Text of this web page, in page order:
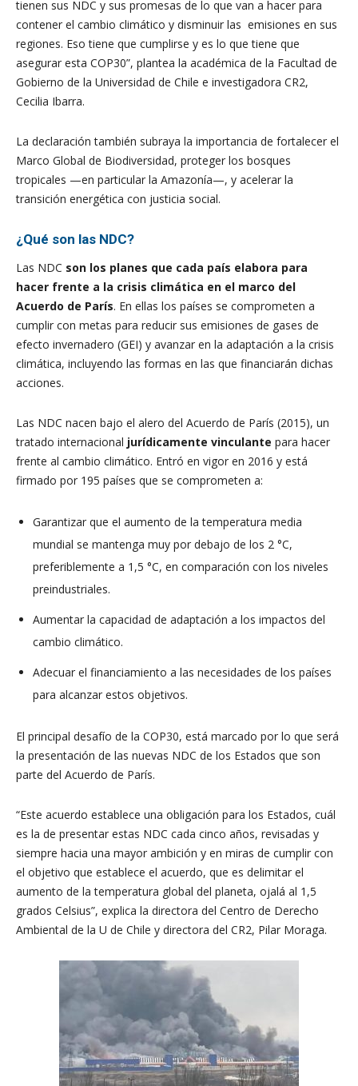
tienen sus NDC y sus promesas de lo que van a hacer para
contener el cambio climático y disminuir las emisiones en sus
regiones. Eso tiene que cumplirse y es lo que tiene que
asegurar esta COP30”, plantea la académica de la Facultad de
Gobierno de la Universidad de Chile e investigadora CR2,
Cecilia Ibarra.
La declaración también subraya la importancia de fortalecer el
Marco Global de Biodiversidad, proteger los bosques
tropicales —en particular la Amazonía—, y acelerar la
transición energética con justicia social.
¿Qué son las NDC?
Las NDC son los planes que cada país elabora para
hacer frente a la crisis climática en el marco del
Acuerdo de París. En ellas los países se comprometen a
cumplir con metas para reducir sus emisiones de gases de
efecto invernadero (GEI) y avanzar en la adaptación a la crisis
climática, incluyendo las formas en las que financiarán dichas
acciones.
Las NDC nacen bajo el alero del Acuerdo de París (2015), un
tratado internacional jurídicamente vinculante para hacer
frente al cambio climático. Entró en vigor en 2016 y está
firmado por 195 países que se comprometen a:
Garantizar que el aumento de la temperatura media
mundial se mantenga muy por debajo de los 2 °C,
preferiblemente a 1,5 °C, en comparación con los niveles
preindustriales.
Aumentar la capacidad de adaptación a los impactos del
cambio climático.
Adecuar el financiamiento a las necesidades de los países
para alcanzar estos objetivos.
El principal desafío de la COP30, está marcado por lo que será
la presentación de las nuevas NDC de los Estados que son
parte del Acuerdo de París.
“Este acuerdo establece una obligación para los Estados, cuál
es la de presentar estas NDC cada cinco años, revisadas y
siempre hacia una mayor ambición y en miras de cumplir con
el objetivo que establece el acuerdo, que es delimitar el
aumento de la temperatura global del planeta, ojalá al 1,5
grados Celsius”, explica la directora del Centro de Derecho
Ambiental de la U de Chile y directora del CR2, Pilar Moraga.